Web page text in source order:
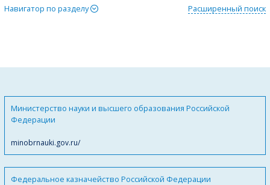
Навигатор по разделу Расширенный поиск
Министерство науки и высшего образования Российской
Федерации
minobrnauki.gov.ru/
Федеральное казначейство Российской Федерации